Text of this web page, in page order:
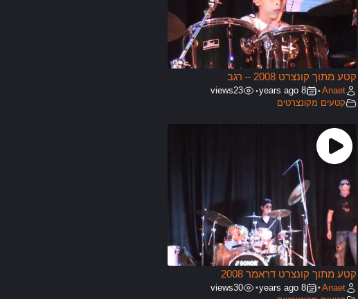
קטע מתוך קונצרט 2008 – רגב
Anaet
•
8 years ago
•
23
views
קטעים מקונצרטים
קטע מתוך קונצרט דראמר 2008
Anaet
•
8 years ago
•
30
views